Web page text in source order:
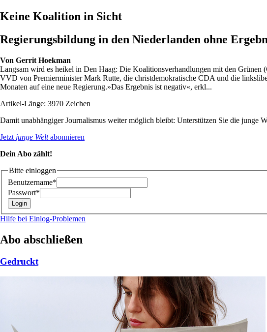
Keine Koalition in Sicht
Regierungsbildung in den Niederlanden ohne
Von Gerrit Hoekman
Langsam wird es heikel in Den Haag: Die Koalitionsverhandlungen mit den
VVD von Premierminister Mark Rutte, die christdemokratische CDA und die
Monaten auf eine neue Regierung.»Das Ergebnis ist negativ«, erkl...
Artikel-Länge: 3970 Zeichen
Damit unabhängiger Journalismus weiter möglich bleibt: Unterstützen Sie die junge
Jetzt junge Weltabonnieren
Dein Abo zählt!
Bitte einloggen
Benutzername*
Passwort*
Hilfe bei Einlog-Problemen
Abo abschließen
Gedruckt